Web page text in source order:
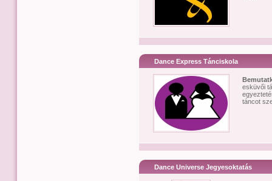
Dance Express Tánciskola
esküvői
táncot
Dance Universe Jegyesoktatás